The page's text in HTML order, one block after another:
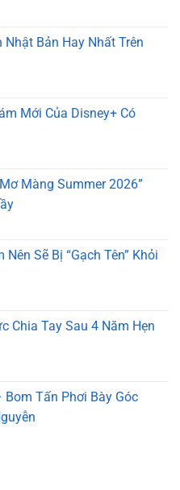
Bản Hay Nhất Trên
Mới Của Disney+ Có
Màng Summer 2026”
Sẽ Bị “Gạch Tên” Khỏi
Chia Tay Sau 4 Năm Hẹn
Tấn Phơi Bày Góc